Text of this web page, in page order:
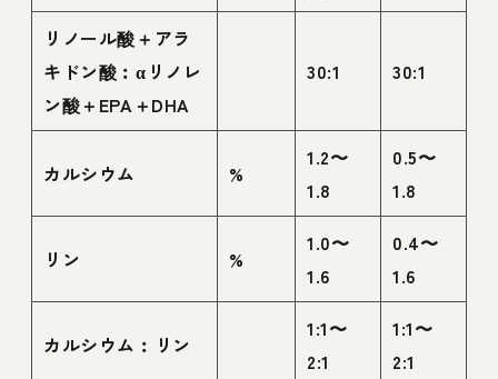
リノール酸＋アラ
キドン酸︰αリノレ
ン酸＋EPA＋DHA
30:1 30:1
カルシウム %
1.2〜
1.8
0.5〜
1.8
リン %
1.0〜
1.6
0.4〜
1.6
カルシウム︰リン
1:1〜
2:1
1:1〜
2:1